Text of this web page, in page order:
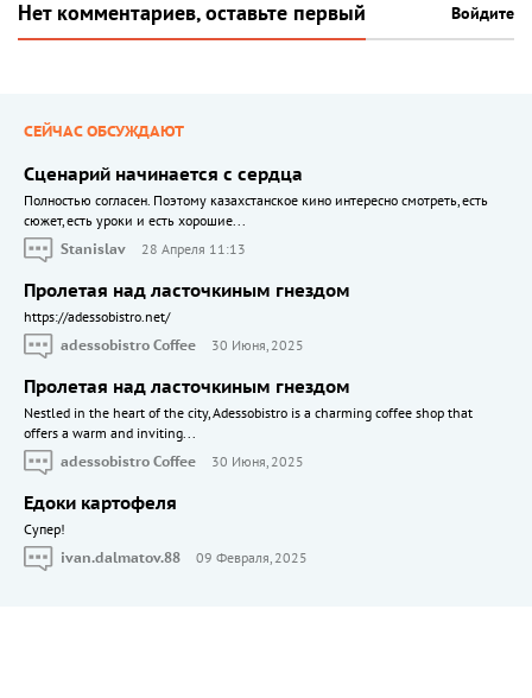
Нет комментариев, оставьте первый Войдите
СЕЙЧАС ОБСУЖДАЮТ
Сценарий начинается с сердца
Полностью согласен. Поэтому казахстанское кино интересно смотреть, есть
сюжет, есть уроки и есть хорошие...
Stanislav
28 Апреля 11:13
Пролетая над ласточкиным гнездом
https://adessobistro.net/
adessobistro Coffee
30 Июня, 2025
Пролетая над ласточкиным гнездом
Nestled in the heart of the city, Adessobistro is a charming coffee shop that
offers a warm and inviting...
adessobistro Coffee
30 Июня, 2025
Едоки картофеля
Cупер!
ivan.dalmatov.88
09 Февраля, 2025